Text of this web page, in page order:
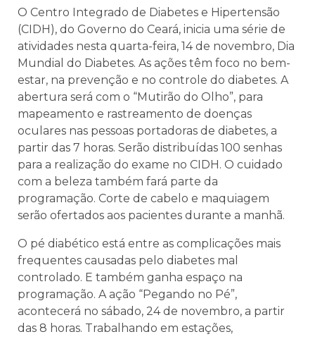
O Centro Integrado de Diabetes e Hipertensão
(CIDH), do Governo do Ceará, inicia uma série de
atividades nesta quarta-feira, 14 de novembro, Dia
Mundial do Diabetes. As ações têm foco no bem-
estar, na prevenção e no controle do diabetes. A
abertura será com o “Mutirão do Olho”, para
mapeamento e rastreamento de doenças
oculares nas pessoas portadoras de diabetes, a
partir das 7 horas. Serão distribuídas 100 senhas
para a realização do exame no CIDH. O cuidado
com a beleza também fará parte da
programação. Corte de cabelo e maquiagem
serão ofertados aos pacientes durante a manhã.
O pé diabético está entre as complicações mais
frequentes causadas pelo diabetes mal
controlado. E também ganha espaço na
programação. A ação “Pegando no Pé”,
acontecerá no sábado, 24 de novembro, a partir
das 8 horas. Trabalhando em estações,